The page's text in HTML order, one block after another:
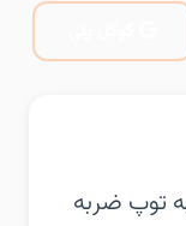
توپ ضربه